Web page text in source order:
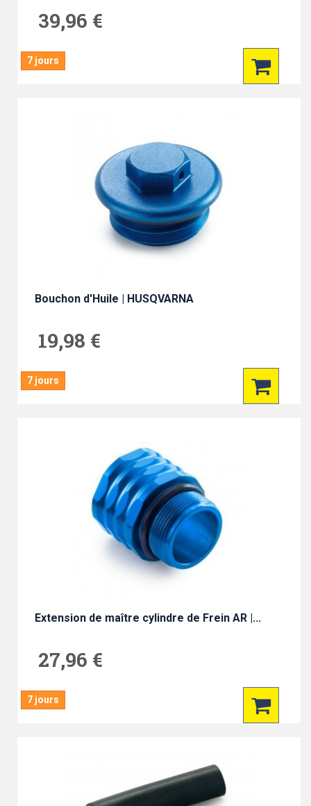
39,96 €
7 jours
Bouchon d'Huile | HUSQVARNA
19,98 €
7 jours
Extension de maître cylindre de Frein AR |...
27,96 €
7 jours